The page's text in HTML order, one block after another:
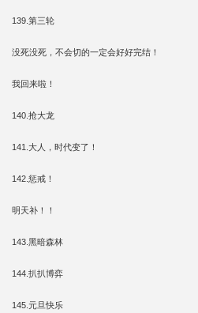
139.第三轮
没死没死，不会切的一定会好好完结！
我回来啦！
140.抢大龙
141.大人，时代变了！
142.惩戒！
明天补！！
143.黑暗森林
144.扒扒博弈
145.元旦快乐